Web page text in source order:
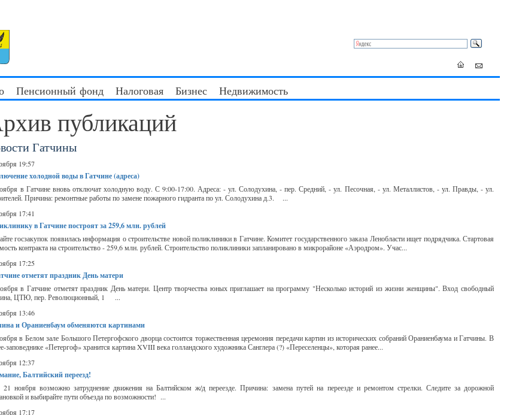
Пенсионный фонд Налоговая Бизнес Недвижимость
публикаций
Гатчины
19:57
холодной воды в Гатчине (адреса)
в Гатчине вновь отключат холодную воду. С 9:00-17:00. Адреса: - ул. Солодухина, - пер. Средний, - ул. Песочная, - ул. Металлистов, - ул. Правды, - ул.
Причина: ремонтные работы по замене пожарного гидранта по ул. Солодухина д.3. ...
17:41
в Гатчине построят за 259,6 млн. рублей
госзакупок появилась информация о строительстве новой поликлиники в Гатчине. Комитет государственного заказа Ленобласти ищет подрядчика. Стартовая
контракта на строительство - 259,6 млн. рублей. Строительство поликлиники запланировано в микрорайоне «Аэродром». Учас...
17:25
отметят праздник День матери
в Гатчине отметят праздник День матери. Центр творчества юных приглашает на программу "Несколько историй из жизни женщины". Вход свободный
ЦТЮ, пер. Революционный, 1 ...
13:46
и Ораниенбаум обменяются картинами
в Белом зале Большого Петергофского дворца состоится торжественная церемония передачи картин из исторических собраний Ораниенбаума и Гатчины. В
заповеднике «Петергоф» хранится картина XVIII века голландского художника Санглера (?) «Переселенцы», которая ранее...
12:37
Балтийский переезд!
ноября возможно затруднение движения на Балтийском ж/д переезде. Причина: замена путей на переезде и ремонтом стрелки. Следите за дорожной
и выбирайте пути объезда по возможности! ...
17:17